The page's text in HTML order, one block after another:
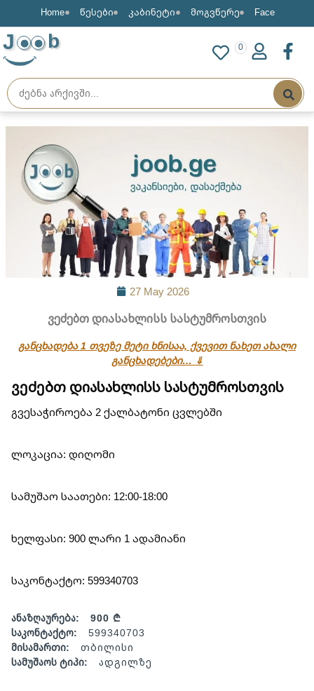
Home წესები კაბინეტი მოგვწერე Face
J b 0
27 May 2026
ვეძებთ დიასახლისს სასტუმროსთვის
განცხადება 1 თვეზე მეტი ხნისაა, ქვევით ნახეთ ახალი
განცხადებები… ⇓
ვეძებთ დიასახლისს სასტუმროსთვის
გვესაჭიროება 2 ქალბატონი ცვლებში
ლოკაცია: დიღომი
სამუშაო საათები: 12:00-18:00
ხელფასი: 900 ლარი 1 ადამიანი
საკონტაქტო: 599340703
ანაზღაურება:
900 ₾
საკონტაქტო:
599340703
მისამართი:
თბილისი
სამუშაოს ტიპი:
ადგილზე